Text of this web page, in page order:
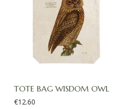
TOTE BAG WISDOM OWL
€12.60